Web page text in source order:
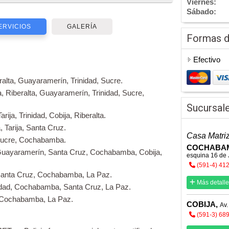
GALERÍA
Guayaramerín, Trinidad, Sucre.
Riberalta, Guayaramerín, Trinidad, Sucre,
Trinidad, Cobija, Riberalta.
Tarija, Santa Cruz.
Cochabamba.
Santa Cruz, Cochabamba, Cobija,
Cruz, Cochabamba, La Paz.
Cochabamba, Santa Cruz, La Paz.
La Paz.
Viernes:
Sábado:
Formas
Efectivo
Casa
esquina 16 de
(591-4)
Más
COBIJA,
(591-3)